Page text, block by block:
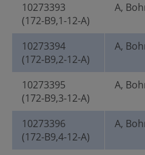
10273393
(172-B9,1-12-A)
A,
10273394
(172-B9,2-12-A)
A,
10273395
(172-B9,3-12-A)
A,
10273396
(172-B9,4-12-A)
A,